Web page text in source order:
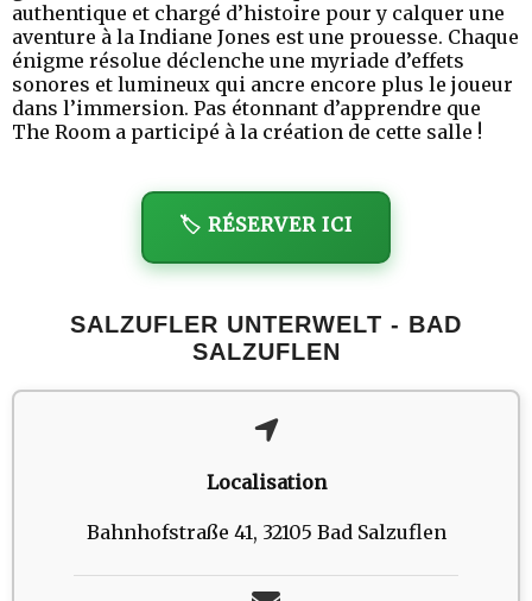
authentique et chargé d’histoire pour y calquer une
aventure à la Indiane Jones est une prouesse. Chaque
énigme résolue déclenche une myriade d’effets
sonores et lumineux qui ancre encore plus le joueur
dans l’immersion. Pas étonnant d’apprendre que
The Room a participé à la création de cette salle !
🏷️ RÉSERVER ICI
SALZUFLER UNTERWELT - BAD
SALZUFLEN
Localisation
Bahnhofstraße 41, 32105 Bad Salzuflen